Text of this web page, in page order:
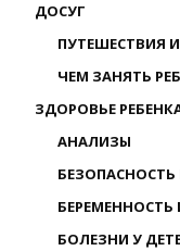
ДОСУГ
ПУТЕШЕСТВИЯ
ЧЕМ ЗАНЯТЬ
ЗДОРОВЬЕ
АНАЛИЗЫ
БЕЗОПАСНОСТЬ
БЕРЕМЕННОСТЬ
БОЛЕЗНИ У